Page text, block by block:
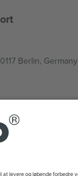
Berlin, Germany